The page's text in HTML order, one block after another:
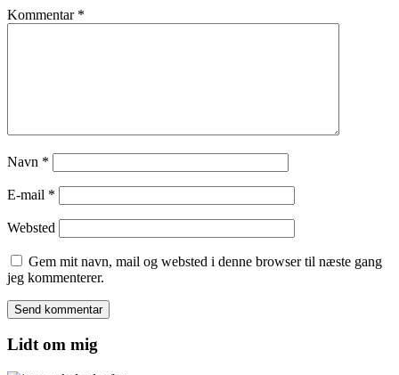
Kommentar *
Navn *
E-mail *
Websted
Gem mit navn, mail og websted i denne browser til næste gang
jeg kommenterer.
Lidt om mig